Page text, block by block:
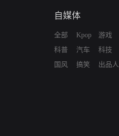
自媒体
全部
科普
国风
Kpop
汽车
搞笑
游戏
科技
出品人